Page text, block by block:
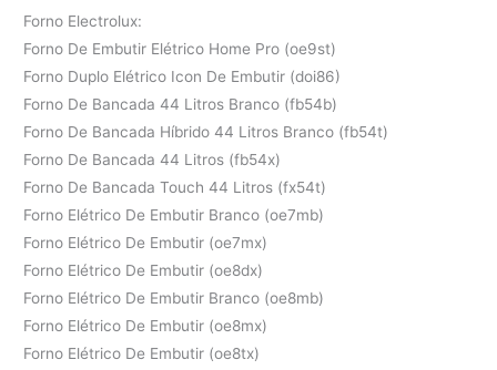
Forno Electrolux:
Forno De Embutir Elétrico Home Pro (oe9st)
Forno Duplo Elétrico Icon De Embutir (doi86)
Forno De Bancada 44 Litros Branco (fb54b)
Forno De Bancada Híbrido 44 Litros Branco (fb54t)
Forno De Bancada 44 Litros (fb54x)
Forno De Bancada Touch 44 Litros (fx54t)
Forno Elétrico De Embutir Branco (oe7mb)
Forno Elétrico De Embutir (oe7mx)
Forno Elétrico De Embutir (oe8dx)
Forno Elétrico De Embutir Branco (oe8mb)
Forno Elétrico De Embutir (oe8mx)
Forno Elétrico De Embutir (oe8tx)